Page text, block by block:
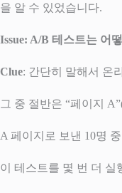
을 알 수 있었습니다.
Issue: A/B 테스트는 어
Clue: 간단히 말해서 온
그 중 절반은 “페이지
A 페이지로 보낸 10명
이 테스트를 몇 번 더 실